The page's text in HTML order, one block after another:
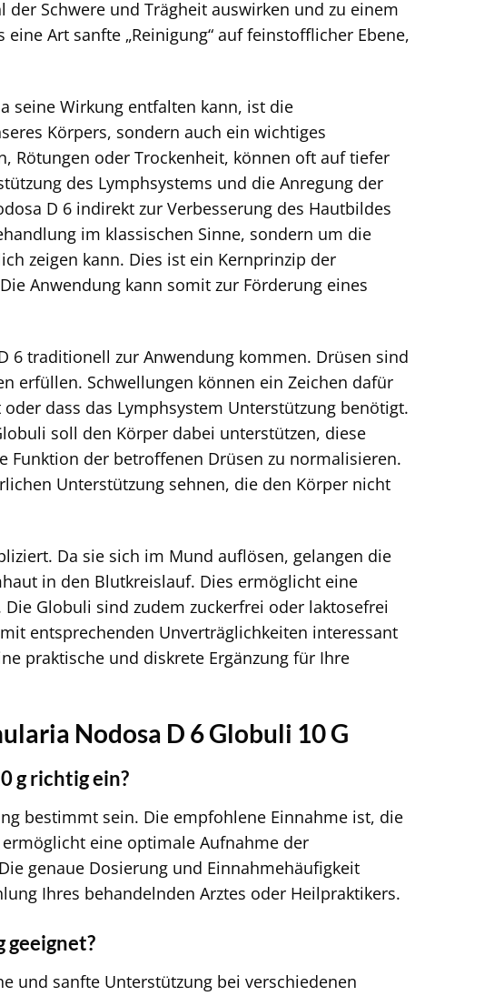
Schwere und Trägheit auswirken und zu einem
Art sanfte „Reinigung“ auf feinstofflicher Ebene,
seine Wirkung entfalten kann, ist die
Körpers, sondern auch ein wichtiges
Rötungen oder Trockenheit, können oft auf tiefer
des Lymphsystems und die Anregung der
D 6 indirekt zur Verbesserung des Hautbildes
im klassischen Sinne, sondern um die
zeigen kann. Dies ist ein Kernprinzip der
Anwendung kann somit zur Förderung eines
6 traditionell zur Anwendung kommen. Drüsen sind
erfüllen. Schwellungen können ein Zeichen dafür
dass das Lymphsystem Unterstützung benötigt.
soll den Körper dabei unterstützen, diese
Funktion der betroffenen Drüsen zu normalisieren.
Unterstützung sehnen, die den Körper nicht
Da sie sich im Mund auflösen, gelangen die
in den Blutkreislauf. Dies ermöglicht eine
Globuli sind zudem zuckerfrei oder laktosefrei
entsprechenden Unverträglichkeiten interessant
praktische und diskrete Ergänzung für Ihre
Nodosa D 6 Globuli 10 G
g richtig ein?
bestimmt sein. Die empfohlene Einnahme ist, die
eine optimale Aufnahme der
genaue Dosierung und Einnahmehäufigkeit
Ihres behandelnden Arztes oder Heilpraktikers.
geeignet?
und sanfte Unterstützung bei verschiedenen